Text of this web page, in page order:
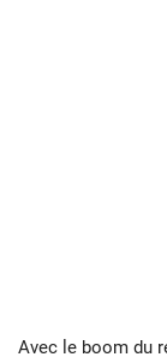
Avec le boom du